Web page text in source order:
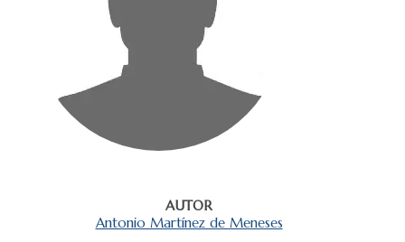
AUTOR
Antonio Martínez de Meneses